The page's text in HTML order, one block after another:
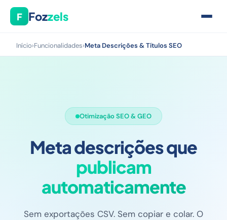
F Fozzels
Início›Funcionalidades›Meta Descrições & Títulos SEO
Otimização SEO & GEO
Meta descrições que
publicam
automaticamente
Sem exportações CSV. Sem copiar e colar. O